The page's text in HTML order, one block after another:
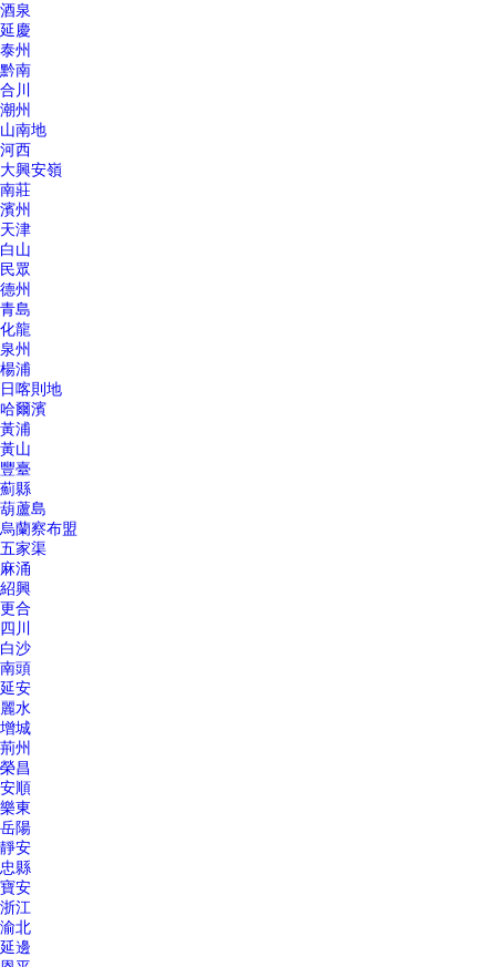
酒泉
延慶
泰州
黔南
合川
潮州
山南地
河西
大興安嶺
南莊
濱州
天津
白山
民眾
德州
青島
化龍
泉州
楊浦
日喀則地
哈爾濱
黃浦
黃山
豐臺
薊縣
葫蘆島
烏蘭察布盟
五家渠
麻涌
紹興
更合
四川
白沙
南頭
延安
麗水
增城
荊州
榮昌
安順
樂東
岳陽
靜安
忠縣
寶安
浙江
渝北
延邊